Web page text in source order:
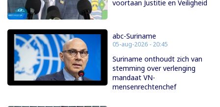
voortaan Justitie en Veiligheid
abc-Suriname
05-aug-2026 - 20:45
Suriname onthoudt zich van
stemming over verlenging
mandaat VN-
mensenrechtenchef